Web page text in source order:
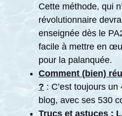
Cette méthode, qui
révolutionnaire
enseignée dès le
facile à mettre en
pour la palanquée.
Comment (bien)
? : C’est toujours
blog, avec ses 530
Trucs et astuces :